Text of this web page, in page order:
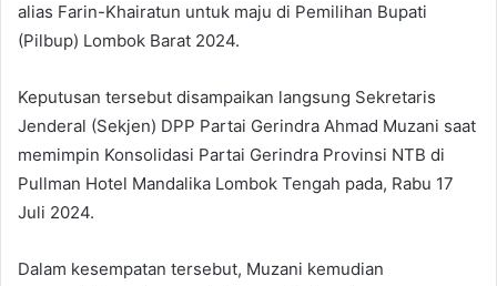
alias Farin-Khairatun untuk maju di Pemilihan Bupati
(Pilbup) Lombok Barat 2024.
Keputusan tersebut disampaikan langsung Sekretaris
Jenderal (Sekjen) DPP Partai Gerindra Ahmad Muzani saat
memimpin Konsolidasi Partai Gerindra Provinsi NTB di
Pullman Hotel Mandalika Lombok Tengah pada, Rabu 17
Juli 2024.
Dalam kesempatan tersebut, Muzani kemudian